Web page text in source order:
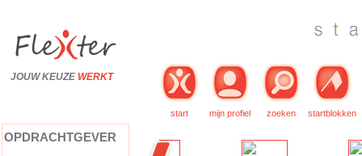
JOUW KEUZE WERKT
start mijn profiel zoeken startblokken
OPDRACHTGEVER